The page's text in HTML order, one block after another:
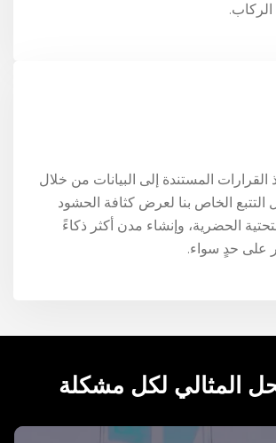
القرارات المستندة إلى البيانات من خلال
التتبع الخاص بنا لعرض كثافة الحشود
الحضرية، وإنشاء مدن أكثر ذكاءً
على حدٍ سواء.
المثالي لكل مشكلة